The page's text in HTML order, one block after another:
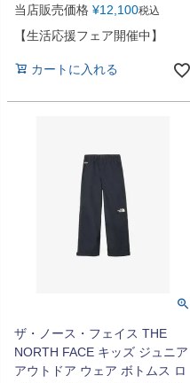
当店販売価格 ¥12,100税込
【生活応援フェア開催中】
カートに入れる
ザ・ノース・フェイス THE
NORTH FACE キッズ ジュニア
アウトドア ウェア ボトムス ロ